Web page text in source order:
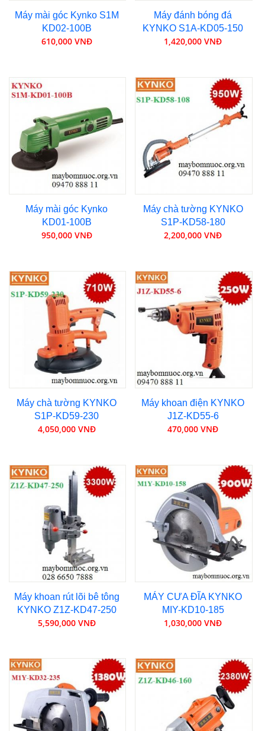
Máy mài góc Kynko S1M
KD02-100B
610,000 VNĐ
Máy đánh bóng đá
KYNKO S1A-KD05-150
1,420,000 VNĐ
Máy mài góc Kynko
KD01-100B
950,000 VNĐ
Máy chà tường KYNKO
S1P-KD58-180
2,200,000 VNĐ
Máy chà tường KYNKO
S1P-KD59-230
4,050,000 VNĐ
Máy khoan điện KYNKO
J1Z-KD55-6
470,000 VNĐ
Máy khoan rút lõi bê tông
KYNKO Z1Z-KD47-250
5,590,000 VNĐ
MÁY CƯA ĐĨA KYNKO
MIY-KD10-185
1,030,000 VNĐ